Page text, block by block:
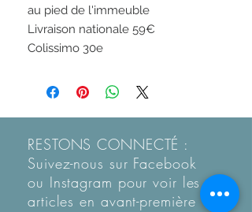
au pied de l'immeuble
Livraison nationale 59€
Colissimo 30e
RESTONS CONNECTÉ :
Suivez-nous sur Facebook
ou Instagram pour voir les
articles en avant-première